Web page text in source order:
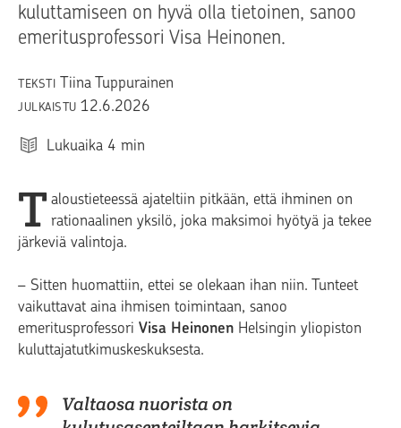
kuluttamiseen on hyvä olla tietoinen, sanoo
emeritusprofessori Visa Heinonen.
TEKSTI Tiina Tuppurainen
JULKAISTU 12.6.2026
Lukuaika 4 min
T aloustieteessä ajateltiin pitkään, että ihminen on
rationaalinen yksilö, joka maksimoi hyötyä ja tekee
järkeviä valintoja.
– Sitten huomattiin, ettei se olekaan ihan niin. Tunteet
vaikuttavat aina ihmisen toimintaan, sanoo
emeritusprofessori Visa Heinonen Helsingin yliopiston
kuluttajatutkimuskeskuksesta.
Valtaosa nuorista on